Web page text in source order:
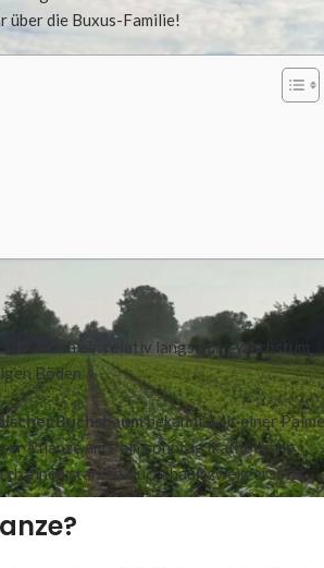
über die Buxus-Familie!
durch ein relativ langsames Wachstum
Böden.
Buchsbaumbekannt. Mit einer Palme
Pflanze am Palmsonntag (katholische
einen starken Buchsbaumzweig ersetzt.